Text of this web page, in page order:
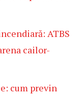
ATBS
cailor-
cum previn